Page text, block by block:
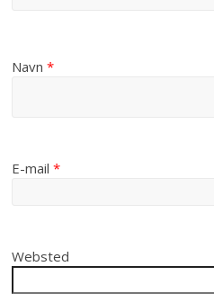
Navn*
E-mail*
Websted